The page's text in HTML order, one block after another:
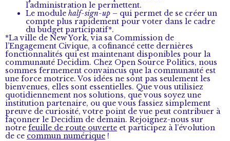
l’administration le permettent.
Le module half-sign-up – qui permet de se créer un
compte plus rapidement pour voter dans le cadre
du budget participatif*.
*La ville de New York, via sa Commission de
l’Engagement Civique, a cofinancé cette dernières
fonctionnalités qui est maintenant disponibles pour la
communauté Decidim. Chez Open Source Politics, nous
sommes fermement convaincus que la communauté est
une force motrice. Vos idées ne sont pas seulement les
bienvenues, elles sont essentielles. Que vous utilisiez
quotidiennement nos solutions, que vous soyez une
institution partenaire, ou que vous fassiez simplement
preuve de curiosité, votre point de vue peut contribuer à
façonner le Decidim de demain. Rejoignez-nous sur
notre feuille de route ouverte et participez à l’évolution
de ce commun numérique !